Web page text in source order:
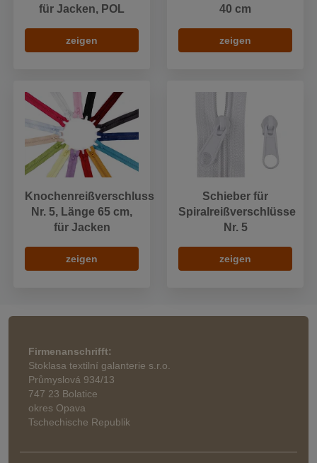
für Jacken, POL
zeigen
40 cm
zeigen
Knochenreißverschluss
Nr. 5, Länge 65 cm,
für Jacken
zeigen
Schieber für
Spiralreißverschlüsse
Nr. 5
zeigen
Firmenanschrifft:
Stoklasa textilní galanterie s.r.o.
Průmyslová 934/13
747 23 Bolatice
okres Opava
Tschechische Republik